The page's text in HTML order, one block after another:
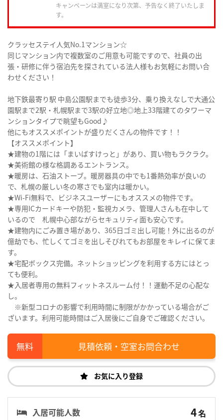
キャンペーンは満室になり次第、予告なく終了いたしま
す。
クラッセステイ人気No.1マンション☆
同じマンション内で複数室のご用意も可能ですので、社員の出
張・研修に伴う宿泊先を探されている法人様もお気軽にお問い合
わせください！
地下鉄最寄り駅 中島公園駅までも徒歩3分、乗り換えなしで大通公
園駅まで2駅・札幌駅まで3駅の好立地◎地上33階建てのタワーマ
ンションタイプで眺望もGood♪
他にもオススメポイントが盛りだくさんの物件です！！
【オススメポイント】
★建物の1階には「まいばすけっと」があり、買い物もラクラク。
★美術館の様な格調あるエントランス。
★暖房は、石油ストーブ。暖房器具の中でも1番熱効率が良いの
で、札幌の厳しい冬の寒さでも室内は暖かい。
★Wi-Fi無料で、ビジネスユーザーにもオススメの物件です。
★専用ICカードキーや防犯・監視カメラ、管理人さんも在中して
いるので 札幌中心部ながらセキュリティ面も安心です。
★建物内にごみ置き場があり、365日ゴミ出し可能！外に出るのが
億劫でも、忙しくてゴミを出しそびれてもお部屋をキレイに保てま
す。
★宅配ボックス完備。ネットショッピングを利用する方にはとっ
ても便利。
★入居者専用の無料フィットネスルーム付！！運動不足の心配な
し。
※新型コロナの影響で利用時間に制限がかかっている場合がご
ざいます。利用可能時間はご入居後にご自身でご確認ください。
見積依頼・空室お問合わせ
お気に入り登録
入居可能人数 4名